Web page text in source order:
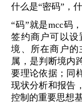
什么是“密码”，
“码”就是mcc码
签约商户可以设
境、所在商户的
属，是判断境内
要理论依据；同
现状分析和报告
控制的重要思想